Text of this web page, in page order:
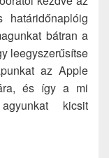
határidőnaplóig
bátran a
leegyszerűsítse
az Apple
és így a mi
kicsit